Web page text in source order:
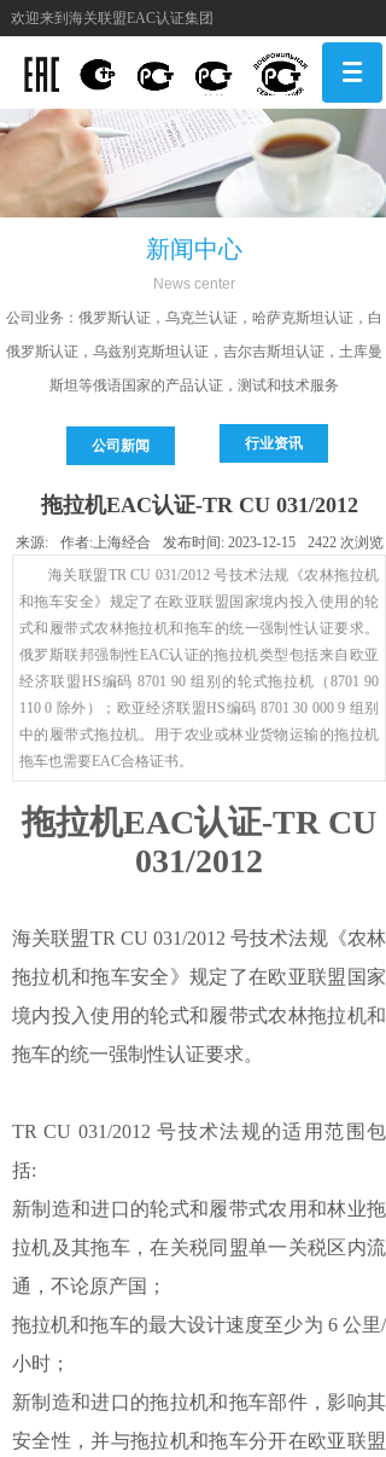
欢迎来到海关联盟EAC认证集团
新闻中心
News center
公司 业务：俄罗斯认证，乌克兰认证，哈萨克斯坦认证，白
俄罗斯认证，乌兹别克斯坦认证，吉尔吉斯坦认证，土库曼
斯坦等俄语国家的产品认证，测试和技术服务
行业资讯
公司新闻
拖拉机EAC认证-TR CU 031/2012
来源: 作者:上海经合 发布时间: 2023-12-15 2422 次浏览
海关联盟TR CU 031/2012 号技术法规《农林拖拉机
和拖车安全》规定了在欧亚联盟国家境内投入使用的轮
式和履带式农林拖拉机和拖车的统一强制性认证要求。
俄罗斯联邦强制性EAC认证的拖拉机类型包括来自欧亚
经济联盟HS编码 8701 90 组别的轮式拖拉机（8701 90
110 0 除外）；欧亚经济联盟HS编码 8701 30 000 9 组别
中的履带式拖拉机。用于农业或林业货物运输的拖拉机
拖车也需要EAC合格证书。
拖拉机EAC认证-TR CU
031/2012
海关联盟TR CU 031/2012 号技术法规《农林
拖拉机和拖车安全》规定了在欧亚联盟国家
境内投入使用的轮式和履带式农林拖拉机和
拖车的统一强制性认证要求。
TR CU 031/2012 号技术法规的适用范围包
括:
新制造和进口的轮式和履带式农用和林业拖
拉机及其拖车，在关税同盟单一关税区内流
通，不论原产国；
拖拉机和拖车的最大设计速度至少为 6 公里/
小时；
新制造和进口的拖拉机和拖车部件，影响其
安全性，并与拖拉机和拖车分开在欧亚联盟